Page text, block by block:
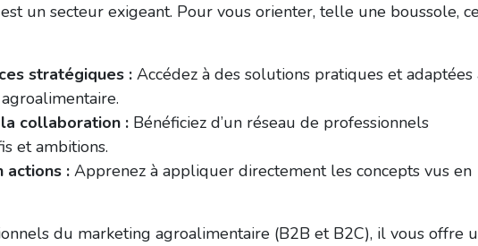
un secteur exigeant. Pour vous orienter, telle une boussole,
stratégiques : Accédez à des solutions pratiques et adaptées
collaboration : Bénéficiez d’un réseau de professionnels
et ambitions.
actions : Apprenez à appliquer directement les concepts vus en
du marketing agroalimentaire (B2B et B2C), il vous offre